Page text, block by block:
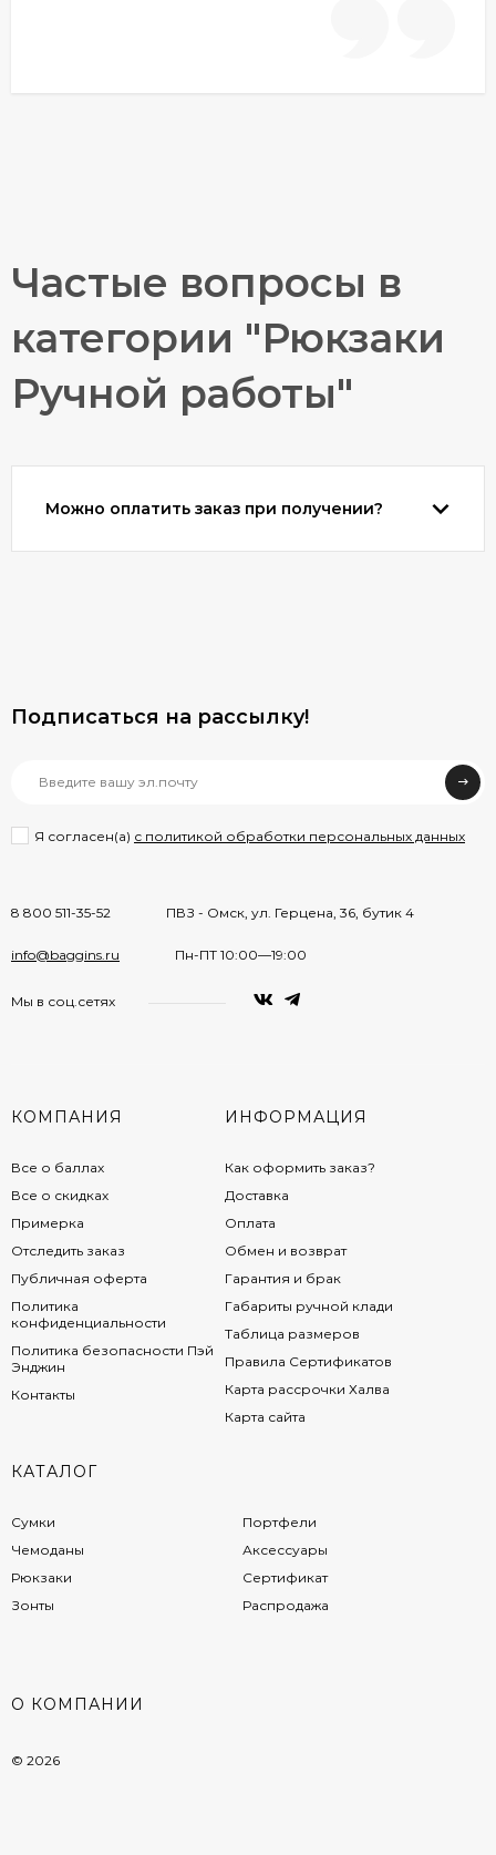
Частые вопросы в
категории "Рюкзаки
Ручной работы"
Можно оплатить заказ при получении?
Подписаться на рассылкy!
Я согласен(a) с политикой обработки персональных данных
8 800 511-35-52 ПВЗ - Омск, ул. Герцена, 36, бутик 4
info@baggins.ru Пн-ПТ 10:00—19:00
Мы в соц.сетях
КОМПАНИЯ
Все о баллах
Все о скидках
Примерка
Отследить заказ
Публичная оферта
Политика
конфиденциальности
Политика безопасности Пэй
Энджин
Контакты
ИНФОРМАЦИЯ
Как оформить заказ?
Доставка
Оплата
Обмен и возврат
Гарантия и брак
Габариты ручной клади
Таблица размеров
Правила Сертификатов
Карта рассрочки Халва
Карта сайта
КАТАЛОГ
Сумки
Чемоданы
Рюкзаки
Зонты
Портфели
Аксессуары
Сертификат
Распродажа
О КОМПАНИИ
© 2026